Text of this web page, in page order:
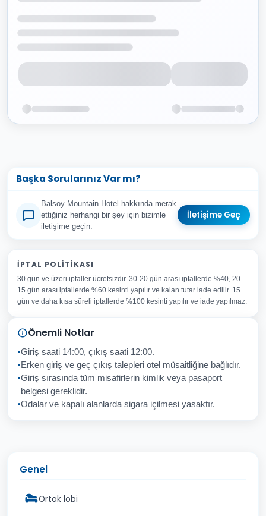
Başka Sorularınız Var mı?
Balsoy Mountain Hotel hakkında merak
ettiğiniz herhangi bir şey için bizimle
iletişime geçin.
İletişime Geç
Adınız Soyadınız
E-posta Adresiniz
Konu
Sorunuz
İptal Gönder
İPTAL POLITIKASI
30 gün ve üzeri iptaller ücretsizdir. 30-20 gün arası iptallerde %40, 20-
15 gün arası iptallerde %60 kesinti yapılır ve kalan tutar iade edilir. 15
gün ve daha kısa süreli iptallerde %100 kesinti yapılır ve iade yapılmaz.
Önemli Notlar
Giriş saati 14:00, çıkış saati 12:00.
Erken giriş ve geç çıkış talepleri otel müsaitliğine bağlıdır.
Giriş sırasında tüm misafirlerin kimlik veya pasaport
belgesi gereklidir.
Odalar ve kapalı alanlarda sigara içilmesi yasaktır.
Genel
Ortak lobi